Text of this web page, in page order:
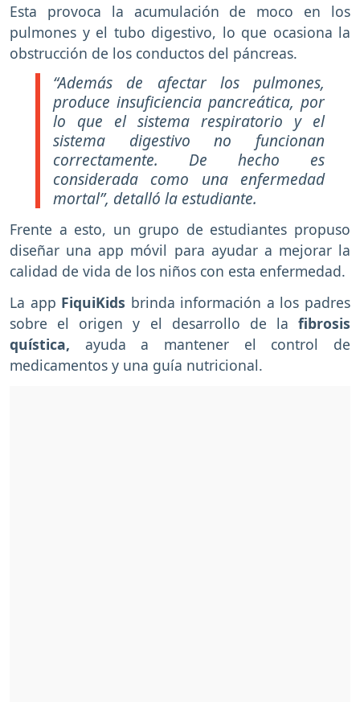
Esta provoca la acumulación de moco en los
pulmones y el tubo digestivo, lo que ocasiona la
obstrucción de los conductos del páncreas.
“Además de afectar los pulmones,
produce insuficiencia pancreática, por
lo que el sistema respiratorio y el
sistema digestivo no funcionan
correctamente. De hecho es
considerada como una enfermedad
mortal”, detalló la estudiante.
Frente a esto, un grupo de estudiantes propuso
diseñar una app móvil para ayudar a mejorar la
calidad de vida de los niños con esta enfermedad.
La app FiquiKids brinda información a los padres
sobre el origen y el desarrollo de la fibrosis
quística, ayuda a mantener el control de
medicamentos y una guía nutricional.